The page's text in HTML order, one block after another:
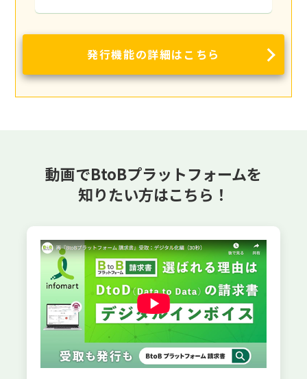
発行機能の詳細はこちら
動画でBtoBプラットフォームを
知りたい方はこちら！